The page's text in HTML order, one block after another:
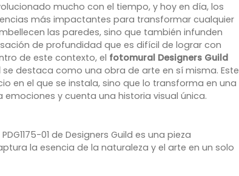
mucho con el tiempo, y hoy en día, los
más impactantes para transformar cualquier
las paredes, sino que también infunden
de profundidad que es difícil de lograr con
de este contexto, el fotomural Designers Guild
se destaca como una obra de arte en sí misma. Este
en el que se instala, sino que lo transforma en una
y cuenta una historia visual única.
01 de Designers Guild es una pieza
la esencia de la naturaleza y el arte en un solo